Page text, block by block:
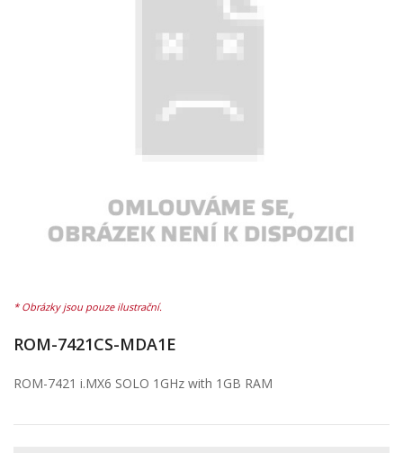
ROM-7421CS-MDA1E
ROM-7421 i.MX6 SOLO 1GHz with 1GB RAM